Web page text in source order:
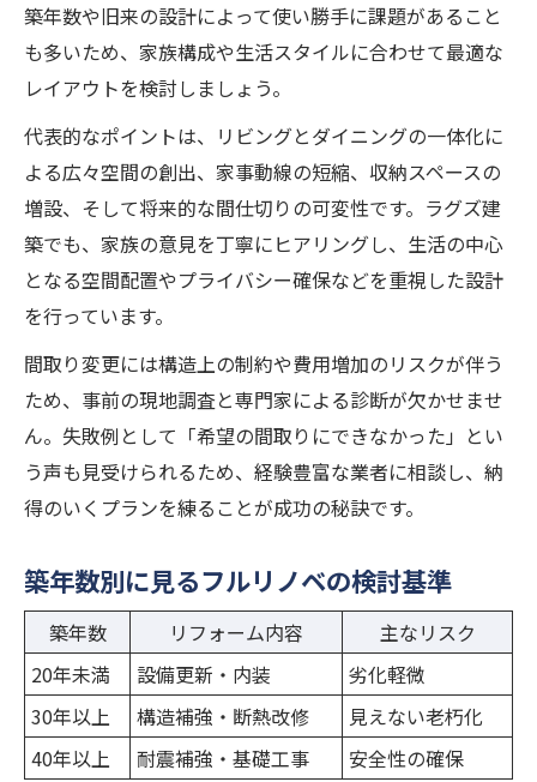
築年数や旧来の設計によって使い勝手に課題があること
も多いため、家族構成や生活スタイルに合わせて最適な
レイアウトを検討しましょう。
代表的なポイントは、リビングとダイニングの一体化に
よる広々空間の創出、家事動線の短縮、収納スペースの
増設、そして将来的な間仕切りの可変性です。ラグズ建
築でも、家族の意見を丁寧にヒアリングし、生活の中心
となる空間配置やプライバシー確保などを重視した設計
を行っています。
間取り変更には構造上の制約や費用増加のリスクが伴う
ため、事前の現地調査と専門家による診断が欠かせませ
ん。失敗例として「希望の間取りにできなかった」とい
う声も見受けられるため、経験豊富な業者に相談し、納
得のいくプランを練ることが成功の秘訣です。
築年数別に見るフルリノベの検討基準
築年数 リフォーム内容
主なリスク
20年未満
設備更新・内装
劣化軽微
30年以上
構造補強・断熱改修
見えない老朽化
40年以上
耐震補強・基礎工事 安全性の確保